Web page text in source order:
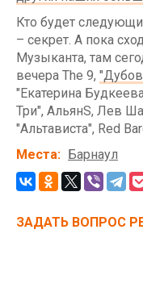
Кто будет
– секрет. А пока
Музыканта, там
вечера The 9,
"Екатерина
Три", АльянS, Лев
"Альтависта", Red
Места
Барнаул
ЗАДАТЬ ВОПРОС